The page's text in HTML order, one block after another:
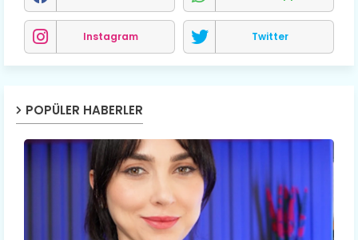
Instagram Twitter
POPÜLER HABERLER